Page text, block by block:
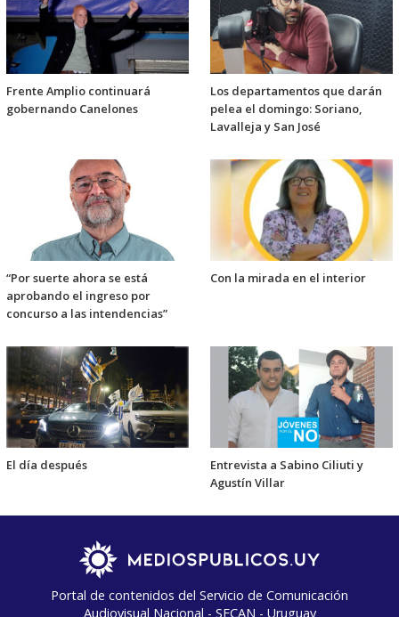
Frente Amplio continuará
gobernando Canelones
Los departamentos que darán
pelea el domingo: Soriano,
Lavalleja y San José
“Por suerte ahora se está
aprobando el ingreso por
concurso a las intendencias”
Con la mirada en el interior
El día después
Entrevista a Sabino Ciliuti y
Agustín Villar
Portal de contenidos del Servicio de Comunicación
Audiovisual Nacional - SECAN - Uruguay